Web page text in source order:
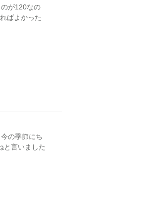
が120なの
ばよかった
の季節にち
と言いました